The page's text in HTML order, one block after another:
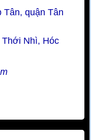
Tân, quận Tân
Thới Nhì, Hóc